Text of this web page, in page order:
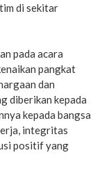
di sekitar
pada acara
pangkat
dan
diberikan kepada
kepada bangsa
integritas
positif yang